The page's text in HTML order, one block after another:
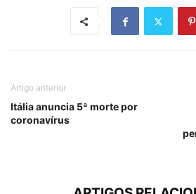
Artigo anterior
Itália anuncia 5ª morte por
coronavírus